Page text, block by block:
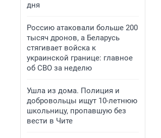
дня
Россию атаковали больше 200
тысяч дронов, а Беларусь
стягивает войска к
украинской границе: главное
об СВО за неделю
Ушла из дома. Полиция и
добровольцы ищут 10-летнюю
школьницу, пропавшую без
вести в Чите